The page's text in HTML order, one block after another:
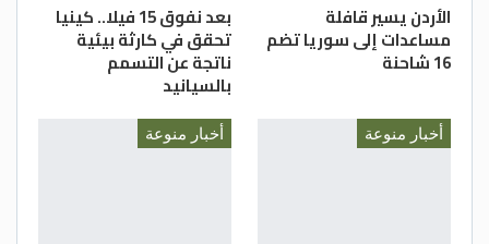
الأردن يسير قافلة
مساعدات إلى سوريا تضم
16 شاحنة
بعد نفوق 15 فيلا.. كينيا
تحقق في كارثة بيئية
ناتجة عن التسمم
بالسيانيد
أخبار منوعة أخبار منوعة